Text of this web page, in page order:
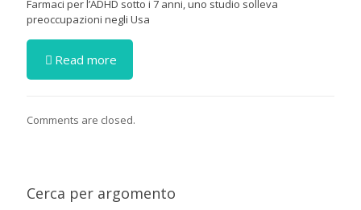
Farmaci per l’ADHD sotto i 7 anni, uno studio solleva
preoccupazioni negli Usa
Read more
Comments are closed.
Cerca per argomento